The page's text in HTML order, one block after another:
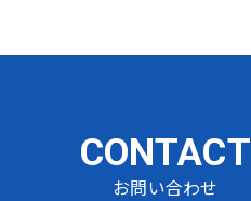
CONTACT
お問い合わせ